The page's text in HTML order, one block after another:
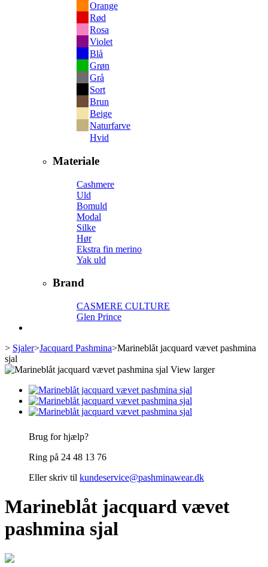
Orange
Rød
Rosa
Violet
Blå
Grøn
Grå
Sort
Brun
Beige
Naturfarve
Hvid
Materiale
Cashmere
Uld
Bomuld
Modal
Silke
Hør
Ekstra fin merino
Yak uld
Brand
CASMERE CULTURE
Glen Prince
> Sjaler>Jacquard Pashmina>Marineblåt jacquard vævet pashmina
sjal
View larger
Brug for hjælp?
Ring på 24 48 13 76
Eller skriv til kundeservice@pashminawear.dk
Marineblåt jacquard vævet
pashmina sjal